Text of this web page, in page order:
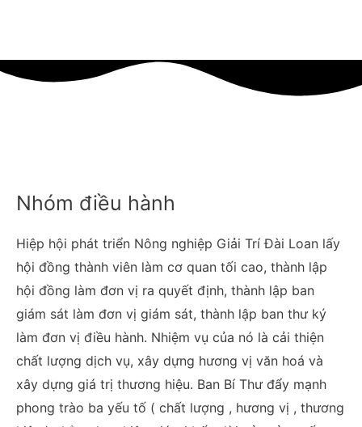
Nhóm điều hành
Hiệp hội phát triển Nông nghiệp Giải Trí Đài Loan lấy
hội đồng thành viên làm cơ quan tối cao, thành lập
hội đồng làm đơn vị ra quyết định, thành lập ban
giám sát làm đơn vị giám sát, thành lập ban thư ký
làm đơn vị điều hành. Nhiệm vụ của nó là cải thiện
chất lượng dịch vụ, xây dựng hương vị văn hoá và
xây dựng giá trị thương hiệu. Ban Bí Thư đẩy mạnh
phong trào ba yếu tố ( chất lượng , hương vị , thương